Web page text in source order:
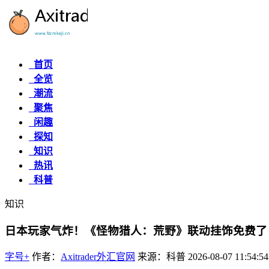
首页
全览
潮流
聚焦
闲趣
探知
知识
热讯
科普
知识
日本玩家气炸！《怪物猎人：荒野》联动挂饰免费了
字号+ 作者： Axitrader外汇官网 来源：科普 2026-08-07 11:54:54